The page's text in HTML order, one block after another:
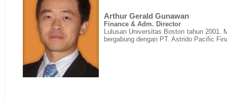
Arthur Gerald Gunawan
Finance & Adm. Director
Lulusan Universitas Boston tahun 2001.
bergabung dengan PT. Astrido Pacific